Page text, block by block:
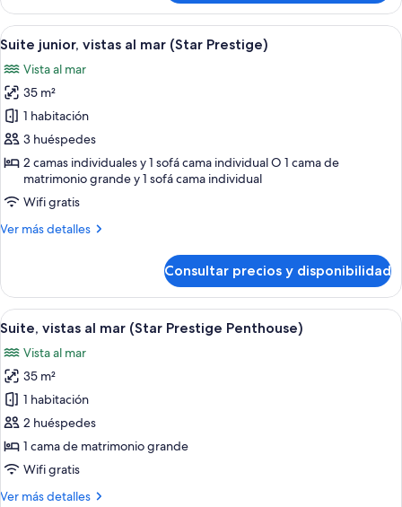
vistas
al
mar
Use)
Abrir
todas
las
fotos
de
Suite
junior,
vistas
al
mar
Una sala moderna con un sofá, un
5
Suite junior, vistas al mar (Star Prestige)
Vista al mar
35 m²
1 habitación
3 huéspedes
2 camas individuales y 1 sofá cama individual O 1 cama de
matrimonio grande y 1 sofá cama individual
Wifi gratis
Ver más detalles
Más
junior,
vistas
al
(Star
Prestige)
Consultar precios y disponibilidad
Abrir
todas
las
fotos
de
Suite,
vistas
al
Un área de piscina moderna al aire
7
Suite, vistas al mar (Star Prestige Penthouse)
Vista al mar
35 m²
1 habitación
2 huéspedes
1 cama de matrimonio grande
Wifi gratis
Ver más detalles
Más